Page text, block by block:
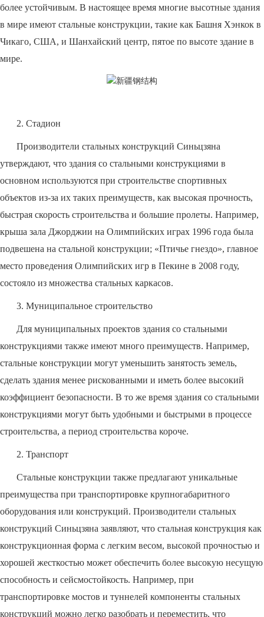
более устойчивым. В настоящее время многие высотные здания
в мире имеют стальные конструкции, такие как Башня Хэнкок в
Чикаго, США, и Шанхайский центр, пятое по высоте здание в
мире.
2. Стадион
Производители стальных конструкций Синьцзяна
утверждают, что здания со стальными конструкциями в
основном используются при строительстве спортивных
объектов из-за их таких преимуществ, как высокая прочность,
быстрая скорость строительства и большие пролеты. Например,
крыша зала Джорджии на Олимпийских играх 1996 года была
подвешена на стальной конструкции; «Птичье гнездо», главное
место проведения Олимпийских игр в Пекине в 2008 году,
состояло из множества стальных каркасов.
3. Муниципальное строительство
Для муниципальных проектов здания со стальными
конструкциями также имеют много преимуществ. Например,
стальные конструкции могут уменьшить занятость земель,
сделать здания менее рискованными и иметь более высокий
коэффициент безопасности. В то же время здания со стальными
конструкциями могут быть удобными и быстрыми в процессе
строительства, а период строительства короче.
2. Транспорт
Стальные конструкции также предлагают уникальные
преимущества при транспортировке крупногабаритного
оборудования или конструкций. Производители стальных
конструкций Синьцзяна заявляют, что стальная конструкция как
конструкционная форма с легким весом, высокой прочностью и
хорошей жесткостью может обеспечить более высокую несущую
способность и сейсмостойкость. Например, при
транспортировке мостов и туннелей компоненты стальных
конструкций можно легко разобрать и переместить, что